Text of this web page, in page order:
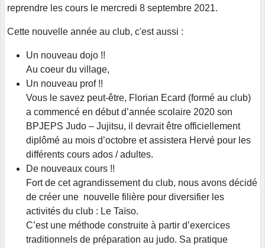
reprendre les cours le mercredi 8 septembre 2021.
Cette nouvelle année au club, c'est aussi :
Un nouveau dojo !!
Au coeur du village,
Un nouveau prof !!
Vous le savez peut-être, Florian Ecard (formé au club)
a commencé en début d’année scolaire 2020 son
BPJEPS Judo – Jujitsu, il devrait être officiellement
diplômé au mois d’octobre et assistera Hervé pour les
différents cours ados / adultes.
De nouveaux cours !!
Fort de cet agrandissement du club, nous avons décidé
de créer une nouvelle filière pour diversifier les
activités du club : Le Taïso.
C’est une méthode construite à partir d’exercices
traditionnels de préparation au judo. Sa pratique